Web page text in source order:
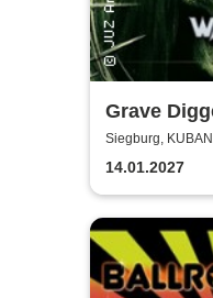
Grave
Never Die
Siegburg,
14.01.2027